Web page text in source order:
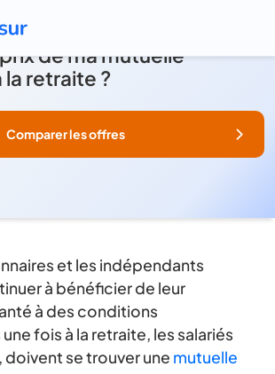
de ma mutuelle
retraite ?
Comparer les offres
et les indépendants
à bénéficier de leur
à des conditions
fois à la retraite, les salariés
doivent se trouver une mutuelle